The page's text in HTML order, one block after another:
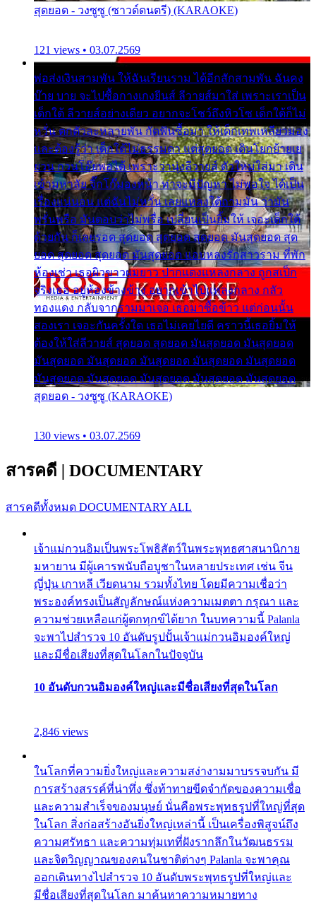
สุดยอด - วงซูซู (ซาวด์ดนตรี) (KARAOKE)
121 views • 03.07.2569
พ่อส่งเงินสามพัน ให้ฉันเรียนราม ได้อีกสักสามพัน ฉันคง
บ๊าย บาย จะไปซื้อกางเกงยีนส์ ลีวายส์มาใส่ เพราะเราเป็น
เด็กใต้ ลีวายส์อย่างเดียว อยากจะโชว์ถึงหิวโซ เด็กใต้ก็ไม่
หวั่น ตกตัวละหลายพัน กัดฟันซื้อมา ให้เด็กเทพเหลียวมอง
และต้องรู้ว่า เด็กใต้ไม่ธรรมดา แต่สุดยอด เดินโยกย้ายเย
ยวน กวนโอ๊ยพอได้ เพราะว่านุ่งลีวายส์ ตัวใหม่ใส่มา เดิน
เข้ามหาลัย จิ๊กโก๊มองหน้า ท่าจะมีปัญหา ไม่พอใจ ได้เป็น
เรื่องแน่นอน แต่ฉันไม่หวั่น เลยแหลงใต้ถามมัน ว่ามัน
พรั่นพรือ มันตอบว่าไม่พรื่อ เปลี่ยนเป็นยิ้มให้ เจอะเด็กใต้
ด้วยกัน ก็เลยรอด สุดยอด สุดยอด สุดยอด มันสุดยอด สุด
ยอด สุดยอด สุดยอด มันสุดยอด แอบหลงรักสาวราม ที่พัก
ห้องเช่า เธอผิวขาวผมยาว ปากแดงแหลงกลาง ถูกสเป็ก
จริงเธอ อยู่ห้องข้างข้าง อยากเข้าไปแหลงกลาง กลัว
ทองแดง กลับจากรามมาเจอ เธอมาซื้อข้าว แต่ก่อนนั้น
สองเรา เจอะกันครั้งใด เธอไม่เคยไยดี คราวนี้เธอยิ้มให้
ต้องให้ใส่ลีวายส์ สุดยอด สุดยอด มันสุดยอด มันสุดยอด
มันสุดยอด มันสุดยอด มันสุดยอด มันสุดยอด มันสุดยอด
มันสุดยอด มันสุดยอด มันสุดยอด มันสุดยอด มันสุดยอด
สุดยอด - วงซูซู (KARAOKE)
130 views • 03.07.2569
สารคดี | DOCUMENTARY
สารคดีทั้งหมด DOCUMENTARY ALL
เจ้าแม่กวนอิมเป็นพระโพธิสัตว์ในพระพุทธศาสนานิกาย
มหายาน มีผู้เคารพนับถือบูชาในหลายประเทศ เช่น จีน
ญี่ปุ่น เกาหลี เวียดนาม รวมทั้งไทย โดยมีความเชื่อว่า
พระองค์ทรงเป็นสัญลักษณ์แห่งความเมตตา กรุณา และ
ความช่วยเหลือแก่ผู้ตกทุกข์ได้ยาก ในบทความนี้ Palanla
จะพาไปสำรวจ 10 อันดับรูปปั้นเจ้าแม่กวนอิมองค์ใหญ่
และมีชื่อเสียงที่สุดในโลกในปัจจุบัน
10 อันดับกวนอิมองค์ใหญ่และมีชื่อเสียงที่สุดในโลก
2,846 views
ในโลกที่ความยิ่งใหญ่และความสง่างามมาบรรจบกัน มี
การสร้างสรรค์ที่น่าทึ่ง ซึ่งท้าทายขีดจำกัดของความเชื่อ
และความสำเร็จของมนุษย์ นั่นคือพระพุทธรูปที่ใหญ่ที่สุด
ในโลก สิ่งก่อสร้างอันยิ่งใหญ่เหล่านี้ เป็นเครื่องพิสูจน์ถึง
ความศรัทธา และความทุ่มเทที่ฝังรากลึกในวัฒนธรรม
และจิตวิญญาณของคนในชาติต่างๆ Palanla จะพาคุณ
ออกเดินทางไปสำรวจ 10 อันดับพระพุทธรูปที่ใหญ่และ
มีชื่อเสียงที่สุดในโลก มาค้นหาความหมายทาง